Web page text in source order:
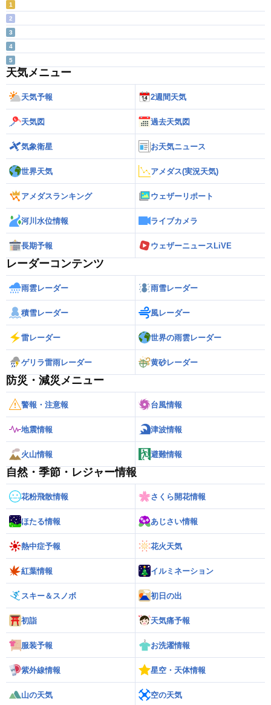
1
2
3
4
5
天気メニュー
天気予報 2週間天気
天気図 過去天気図
気象衛星 お天気ニュース
世界天気 アメダス(実況天気)
アメダスランキング ウェザーリポート
河川水位情報 ライブカメラ
長期予報 ウェザーニュースLiVE
レーダーコンテンツ
雨雲レーダー 雨雪レーダー
積雪レーダー 風レーダー
雷レーダー 世界の雨雲レーダー
ゲリラ雷雨レーダー 黄砂レーダー
防災・減災メニュー
警報・注意報 台風情報
地震情報 津波情報
火山情報 避難情報
自然・季節・レジャー情報
花粉飛散情報 さくら開花情報
ほたる情報 あじさい情報
熱中症予報 花火天気
紅葉情報 イルミネーション
スキー＆スノボ 初日の出
初詣 天気痛予報
服装予報 お洗濯情報
紫外線情報 星空・天体情報
山の天気 空の天気